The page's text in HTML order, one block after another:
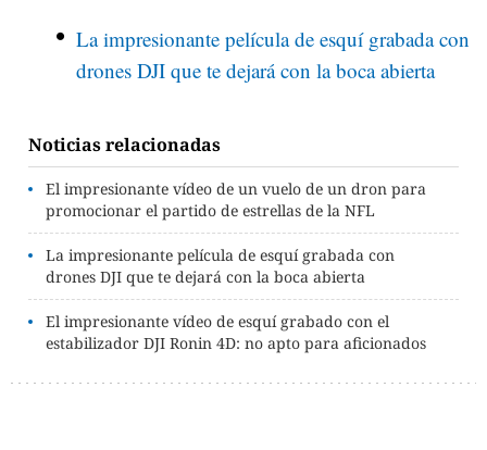
La impresionante película de esquí grabada con
drones DJI que te dejará con la boca abierta
Noticias relacionadas
El impresionante vídeo de un vuelo de un dron para
promocionar el partido de estrellas de la NFL
La impresionante película de esquí grabada con
drones DJI que te dejará con la boca abierta
El impresionante vídeo de esquí grabado con el
estabilizador DJI Ronin 4D: no apto para aficionados